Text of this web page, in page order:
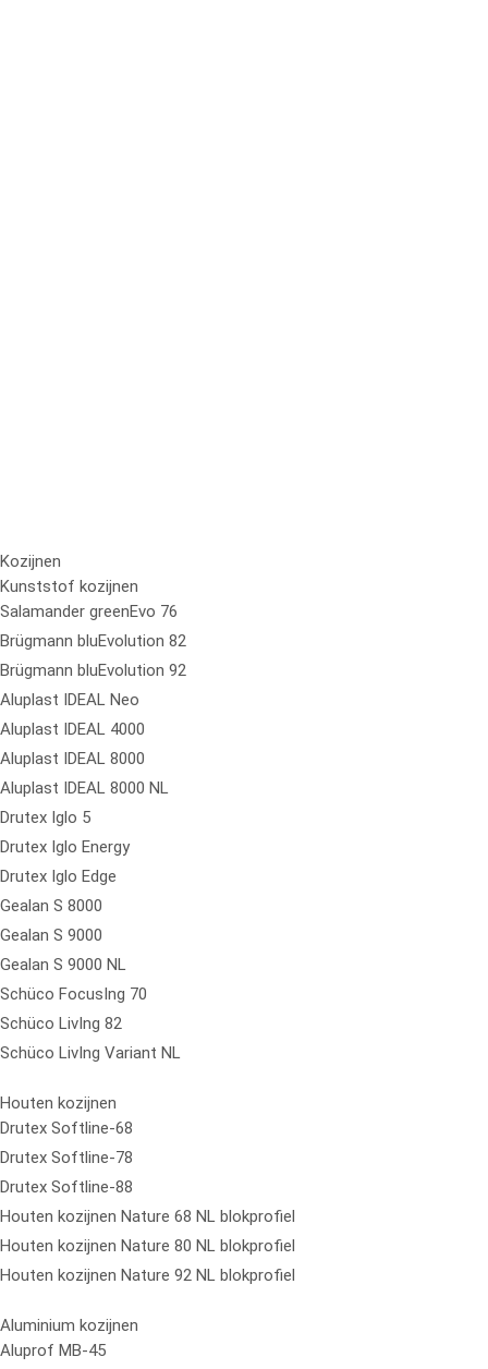
Kozijnen
Kunststof kozijnen
Salamander greenEvo 76
Brügmann bluEvolution 82
Brügmann bluEvolution 92
Aluplast IDEAL Neo
Aluplast IDEAL 4000
Aluplast IDEAL 8000
Aluplast IDEAL 8000 NL
Drutex Iglo 5
Drutex Iglo Energy
Drutex Iglo Edge
Gealan S 8000
Gealan S 9000
Gealan S 9000 NL
Schüco FocusIng 70
Schüco LivIng 82
Schüco LivIng Variant NL
Houten kozijnen
Drutex Softline-68
Drutex Softline-78
Drutex Softline-88
Houten kozijnen Nature 68 NL blokprofiel
Houten kozijnen Nature 80 NL blokprofiel
Houten kozijnen Nature 92 NL blokprofiel
Aluminium kozijnen
Aluprof MB-45